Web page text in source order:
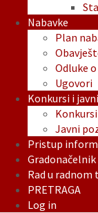
Nabavke
Plan
Odluke
Ugovori
Konkursi i
Konkursi
Javni
Pristup
Gradonačelnik
Rad u radnom
PRETRAGA
Log in